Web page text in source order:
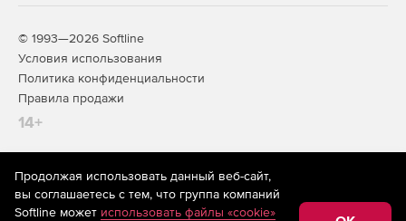
© 1993—2026 Softline
Условия использования
Политика конфиденциальности
Правила продажи
14+
На информационном ресурсе store.softline.ru применяются
рекомендательные технологии(информационные технологии
предоставления информации на основе сбора,
Продолжая использовать данный веб-сайт,
вы соглашаетесь с тем, что группа компаний
Softline может использовать файлы «cookie»